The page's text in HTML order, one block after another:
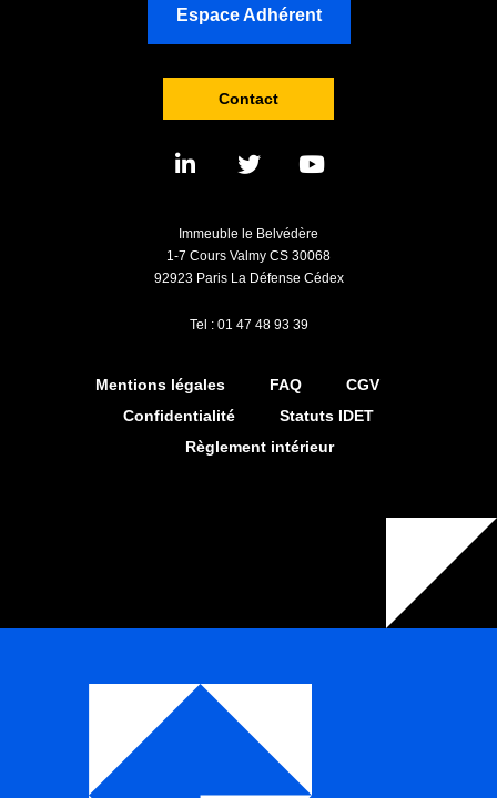
Espace Adhérent
Contact
Immeuble le Belvédère
1-7 Cours Valmy CS 30068
92923 Paris La Défense Cédex
Tel : 01 47 48 93 39
Mentions légales FAQ
CGV
Confidentialité
Statuts IDET
Règlement intérieur